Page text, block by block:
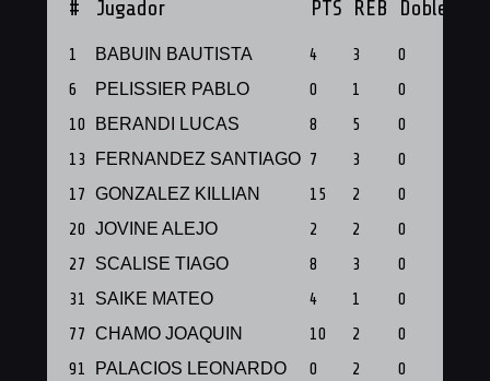
# Jugador PTS REB Dobles
1 BABUIN BAUTISTA 4 3 0
6
PELISSIER PABLO 0 1 0
10
BERANDI LUCAS 8 5 0
13
FERNANDEZ SANTIAGO 7 3 0
17 GONZALEZ KILLIAN 15 2 0
20 JOVINE ALEJO 2 2 0
27
SCALISE TIAGO 8 3 0
31
SAIKE MATEO 4 1 0
77 CHAMO JOAQUIN 10 2 0
91
PALACIOS LEONARDO 0 2 0